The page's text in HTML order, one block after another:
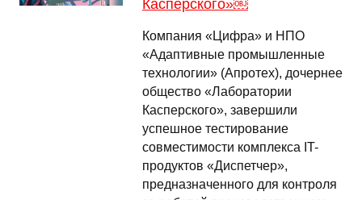
Касперского»￼
Компания «Цифра» и НПО
«Адаптивные промышленные
технологии» (Апротех), дочернее
общество «Лаборатории
Касперского», завершили
успешное тестирование
совместимости комплекса IT-
продуктов «Диспетчер»,
предназначенного для контроля